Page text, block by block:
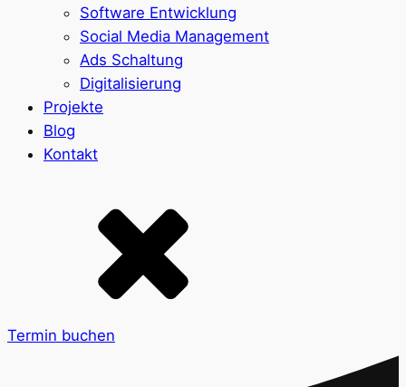
Software Entwicklung
Social Media Management
Ads Schaltung
Digitalisierung
Projekte
Blog
Kontakt
Termin buchen